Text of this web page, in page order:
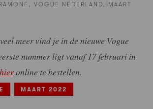
VOGUE NEDERLAND, MAART
meer vind je in de nieuwe Vogue
nummer ligt vanaf 17 februari in
hieronline te bestellen.
MAART 2022